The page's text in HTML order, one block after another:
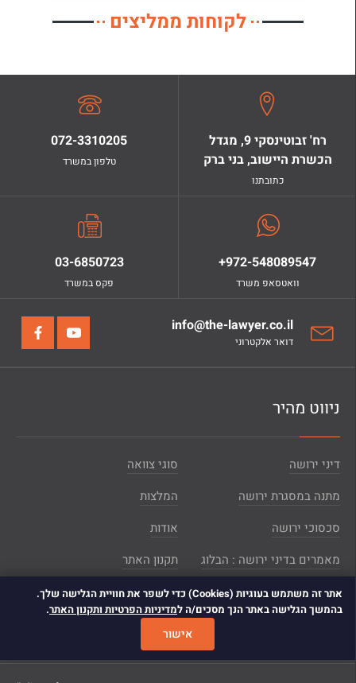
לקוחות ממליצים
רח' זבוטינסקי 9, מגדל
הכשרת היישוב, בני ברק
כתובתנו
072-3310205
טלפון במשרד
+972-548089547
וואטסאפ משרד
03-6850723
פקס במשרד
info@the-lawyer.co.il
דואר אלקטרוני
ניווט מהיר
דיני ירושה
סוגי צוואה
מתנה במסגרת ירושה
המלצות
סכסוכי ירושה
אודות
מאמרים בדיני ירושה : הבלוג
תקנון האתר
הצהרת נגישות
צור קשר
אתר זה משתמש בעוגיות (Cookies) כדי לשפר את חוויית הגלישה שלך.
בהמשך הגלישה באתר הנך מסכים/ה למדיניות הפרטיות ותקנון האתר.
אישור